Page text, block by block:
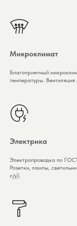
Микроклимат
Благоприятный
температуры.
Электрика
Электропроводка по
Розетки, лампы,
с/у).